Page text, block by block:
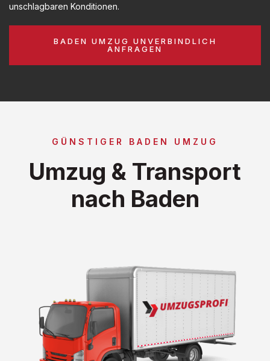
unschlagbaren Konditionen.
BADEN UMZUG UNVERBINDLICH
ANFRAGEN
GÜNSTIGER BADEN UMZUG
Umzug & Transport
nach Baden